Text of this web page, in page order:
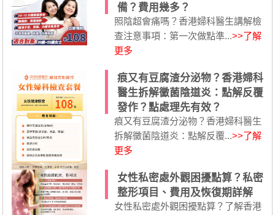
備？費用幾多？
照陰超會痛嗎？香港婦科醫生講解檢
查注意事項：第一次做點準...>>了解
更多
痕又有豆腐渣分泌物？香港婦科
醫生拆解黴菌陰道炎：點解反覆
發作？點處理先有效？
痕又有豆腐渣分泌物？香港婦科醫生
拆解黴菌陰道炎：點解反覆...>>了解
更多
女性私密處外觀困擾點算？私密
整形項目、費用及恢復期詳解
女性私密處外觀困擾點算？了解香港